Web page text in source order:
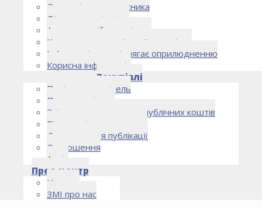
Лист очікувань власника
Фінансова звітність
Антикорупційна політика
Кодекс етики та ділової поведінки
Інформація, що підлягає оприлюдненню
Корисна інформація
Закупівлі
Політика закупівель
План закупівель
Звіт про використання публічних коштів
Відомості про договори
Договори для публікації
Оголошення
Архів
Прес-центр
Новини
ЗМІ про нас